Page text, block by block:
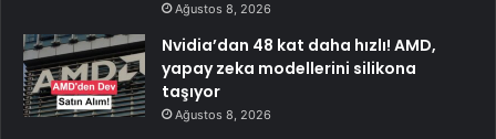
Ağustos 8, 2026
Nvidia’dan 48 kat daha hızlı! AMD,
yapay zeka modellerini silikona
taşıyor
Ağustos 8, 2026